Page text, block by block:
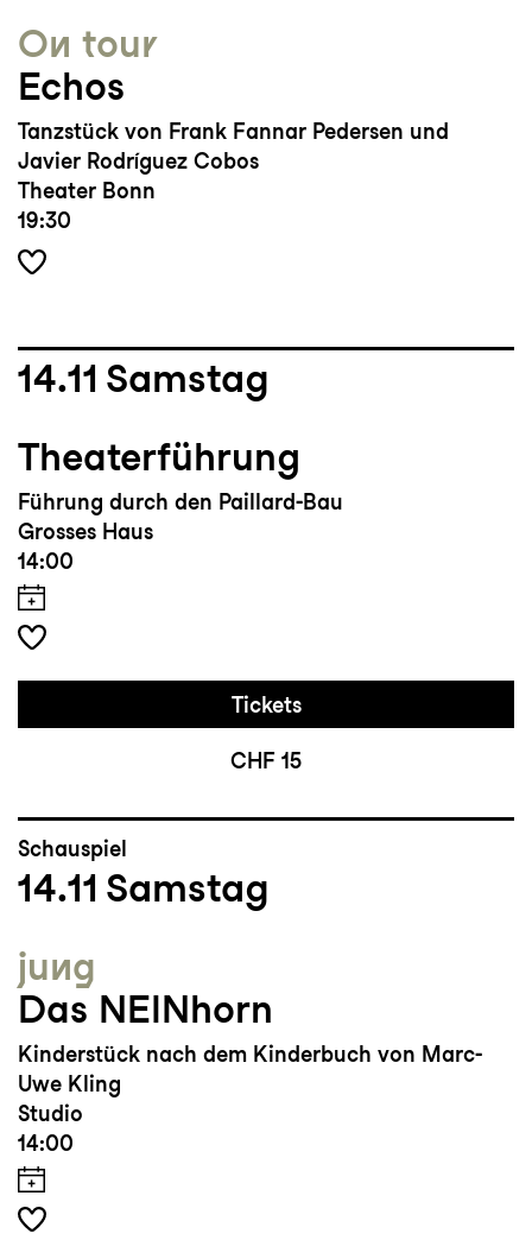
On tour
Echos
Tanzstück von Frank Fannar Pedersen und
Javier Rodríguez Cobos
Theater Bonn
19:30
14.11 Samstag
Theaterführung
Führung durch den Paillard-Bau
Grosses Haus
14:00
Tickets
CHF 15
Schauspiel
14.11 Samstag
jung
Das NEINhorn
Kinderstück nach dem Kinderbuch von Marc-
Uwe Kling
Studio
14:00